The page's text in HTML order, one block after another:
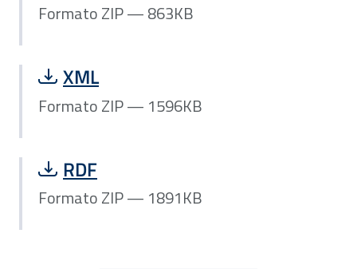
Formato ZIP — 863KB
Scarica file Formato ZIP — 1596KB:
XML
Formato ZIP — 1596KB
Scarica file Formato ZIP — 1891KB:
RDF
Formato ZIP — 1891KB